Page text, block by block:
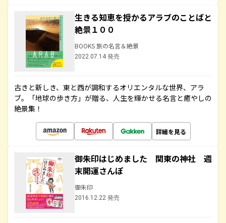
生きる知恵を授かるアラブのことばと
絶景１００
BOOKS 旅の名言＆絶景
2022.07.14 発売
古きと新しき、東と西が調和するオリエンタルな世界、アラ
ブ。「地球の歩き方」が贈る、人生を輝かせる名言と癒やしの
絶景集！
詳細を見る
御朱印はじめました 関東の神社 週
末開運さんぽ
御朱印
2016.12.22 発売